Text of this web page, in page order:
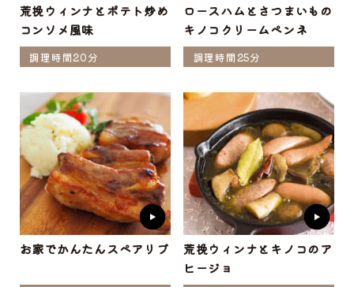
荒挽ウィンナとポテト炒め
コンソメ風味
調理時間20分
ロースハムとさつまいもの
キノコクリームペンネ
調理時間25分
お家でかんたんスペアリブ
荒挽ウィンナとキノコのア
ヒージョ